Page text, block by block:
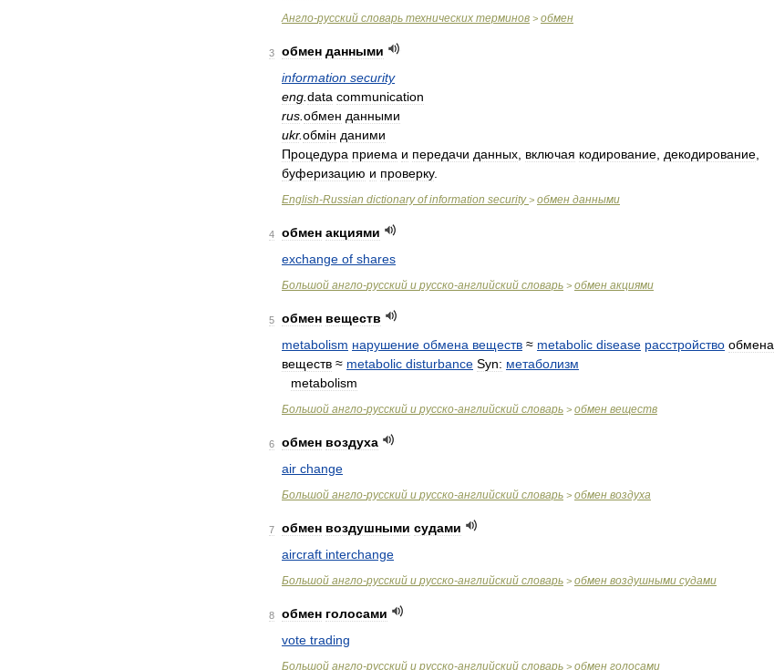
Англо-русский словарь технических терминов > обмен
3 обмен данными
information security
eng data communication
rus обмен данными
ukr.обмін даними
Процедура приема и передачи данных включая кодирование декодирование
буферизацию и проверку.
English-Russian dictionary of information security > обмен данными
4 обмен акциями
exchange of shares
Большой англо-русский и русско-английский словарь > обмен акциями
5 обмен веществ
metabolism нарушение обмена веществ ≈ metabolic disease расстройство обмена
веществ ≈ metabolic disturbance Syn: метаболизм
metabolism
Большой англо-русский и русско-английский словарь > обмен веществ
6 обмен воздуха
air change
Большой англо-русский и русско-английский словарь > обмен воздуха
7 обмен воздушными судами
aircraft interchange
Большой англо-русский и русско-английский словарь > обмен воздушными судами
8 обмен голосами
vote trading
Большой англо-русский и русско-английский словарь > обмен голосами